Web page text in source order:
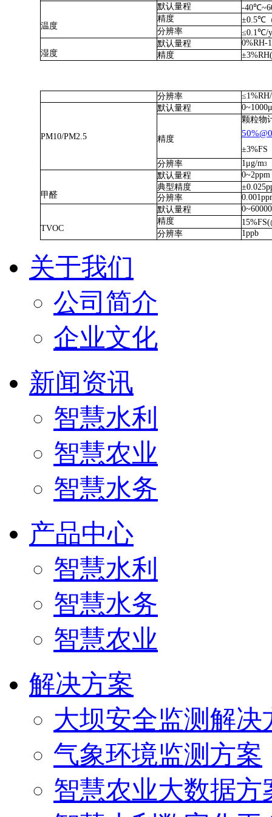
温度
默认量程 -40℃
精度
±0.5℃
分辨率
≤0.1℃/y
湿度
默认量程
0%RH-
精度
±
分辨率 ≤
PM10/PM2.5
默认量程
精度
颗粒物
±3%FS
分辨率
1μg/m3
甲醛
默认量程
0~2ppm
典型精度
±
分辨率
TVOC
默认量程
精度
分辨率
1ppb
关于我们
公司简介
企业文化
新闻资讯
智慧水利
智慧农业
智慧水务
产品中心
智慧水利
智慧水务
智慧农业
解决方案
大坝安全监测解决
气象环境监测方案
智慧农业大数据方